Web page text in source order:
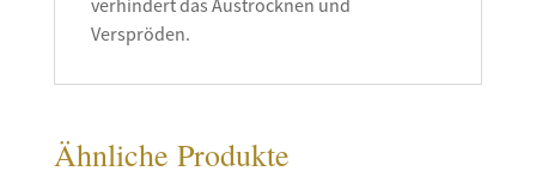
verhindert das Austrocknen und
Verspröden.
Ähnliche Produkte